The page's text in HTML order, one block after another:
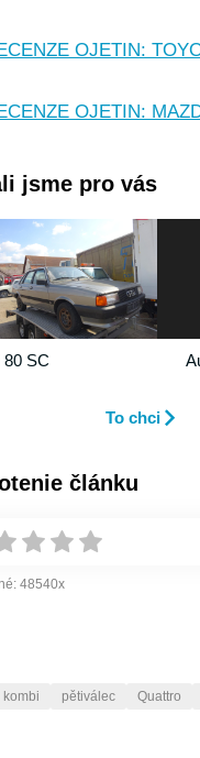
OJETIN:
OJETIN:
jsme pro vás
80 SC
To chci
článku
48540x
kombi pětiválec Quattro